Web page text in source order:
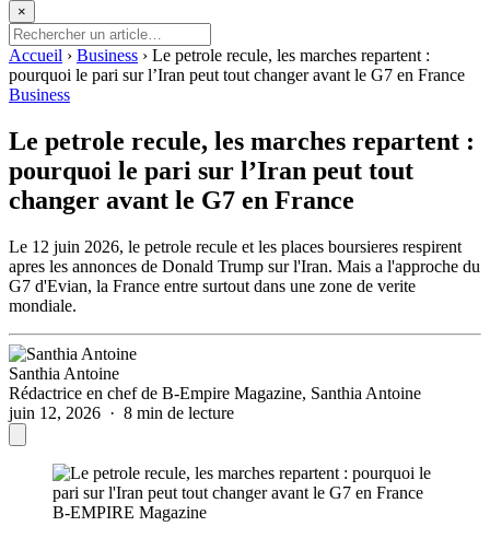
×
Accueil › Business › Le petrole recule, les marches repartent :
pourquoi le pari sur l’Iran peut tout changer avant le G7 en France
Business
Le petrole recule, les marches repartent :
pourquoi le pari sur l’Iran peut tout
changer avant le G7 en France
Le 12 juin 2026, le petrole recule et les places boursieres respirent
apres les annonces de Donald Trump sur l'Iran. Mais a l'approche du
G7 d'Evian, la France entre surtout dans une zone de verite
mondiale.
Santhia Antoine
Rédactrice en chef de B-Empire Magazine, Santhia Antoine
juin 12, 2026 · 8 min de lecture
B-EMPIRE Magazine